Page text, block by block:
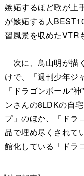
嫉妬するほど歌が上
が嫉妬する人
習風景を収めたVTR
次に、鳥山明が描
けで、「週刊少年ジ
「ドラゴンボール“
ンさんの8LDKの自
プ」のほか、「ドラ
品で埋め尽くされて
館化している「ドラ